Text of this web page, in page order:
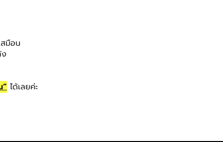
มือน
ง
” ได้เลยค่ะ